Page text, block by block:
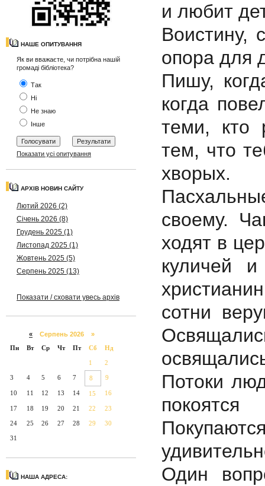
НАШЕ ОПИТУВАННЯ
Як ви вважаєте, чи потрібна нашій
громаді бібліотека?
Так
Ні
Не знаю
Інше
Показати усі опитування
АРХІВ НОВИН САЙТУ
Лютий 2026 (2)
Січень 2026 (8)
Грудень 2025 (1)
Листопад 2025 (1)
Жовтень 2025 (5)
Серпень 2025 (13)
Показати / сховати увесь архів
« Серпень 2026 »
Пн
Вт Ср Чт Пт Сб Нд
1 2
3 4 5 6 7 8 9
10 11 12 13 14 15 16
17 18 19 20 21 22 23
24 25 26 27 28 29 30
31
НАША АДРЕСА:
и любит
Воистину,
опора для
Пишу,
когда
теми, кто
тем, что
хворых.
своему.
ходят в
куличей
сотни
Потоки
Один